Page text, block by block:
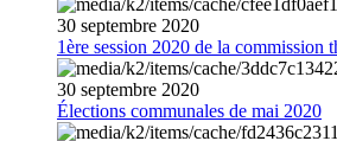
30 septembre 2020
1ère session 2020 de la
30 septembre 2020
Élections communales de mai 2020